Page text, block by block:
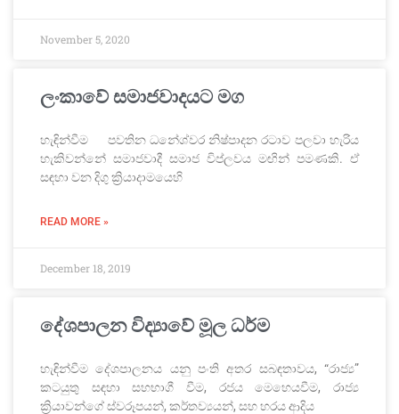
November 5, 2020
ලංකාවේ සමාජවාදයට මග
හැඳින්වීම පවතින ධනේශ්වර නිෂ්පාදන රටාව පලවා හැරිය
හැකිවන්නේ සමාජවාදී සමාජ විප්ලවය මඟින් පමණකි. ඒ
සඳහා වන දිගු ක්‍රියාදාමයෙහි
READ MORE »
December 18, 2019
දේශපාලන විද්‍යාවේ මූල ධර්ම
හැඳින්වීම දේශපාලනය යනු පංති අතර සබඳතාවය, “රාජ්‍ය”
කටයුතු සඳහා සහභාගී වීම, රජය මෙහෙයවීම, රාජ්‍ය
ක්‍රියාවන්ගේ ස්වරූපයන්, කර්තව්‍යයන්, සහ හරය ආදිය